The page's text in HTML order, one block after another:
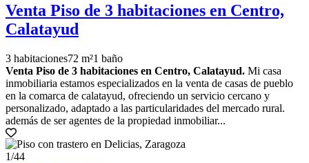
Venta Piso de 3 habitaciones en Centro,
Calatayud
3 habitaciones72 m²1 baño
Venta Piso de 3 habitaciones en Centro, Calatayud. Mi casa
inmobiliaria estamos especializados en la venta de casas de pueblo
en la comarca de calatayud, ofreciendo un servicio cercano y
personalizado, adaptado a las particularidades del mercado rural.
además de ser agentes de la propiedad inmobiliar...
1/44